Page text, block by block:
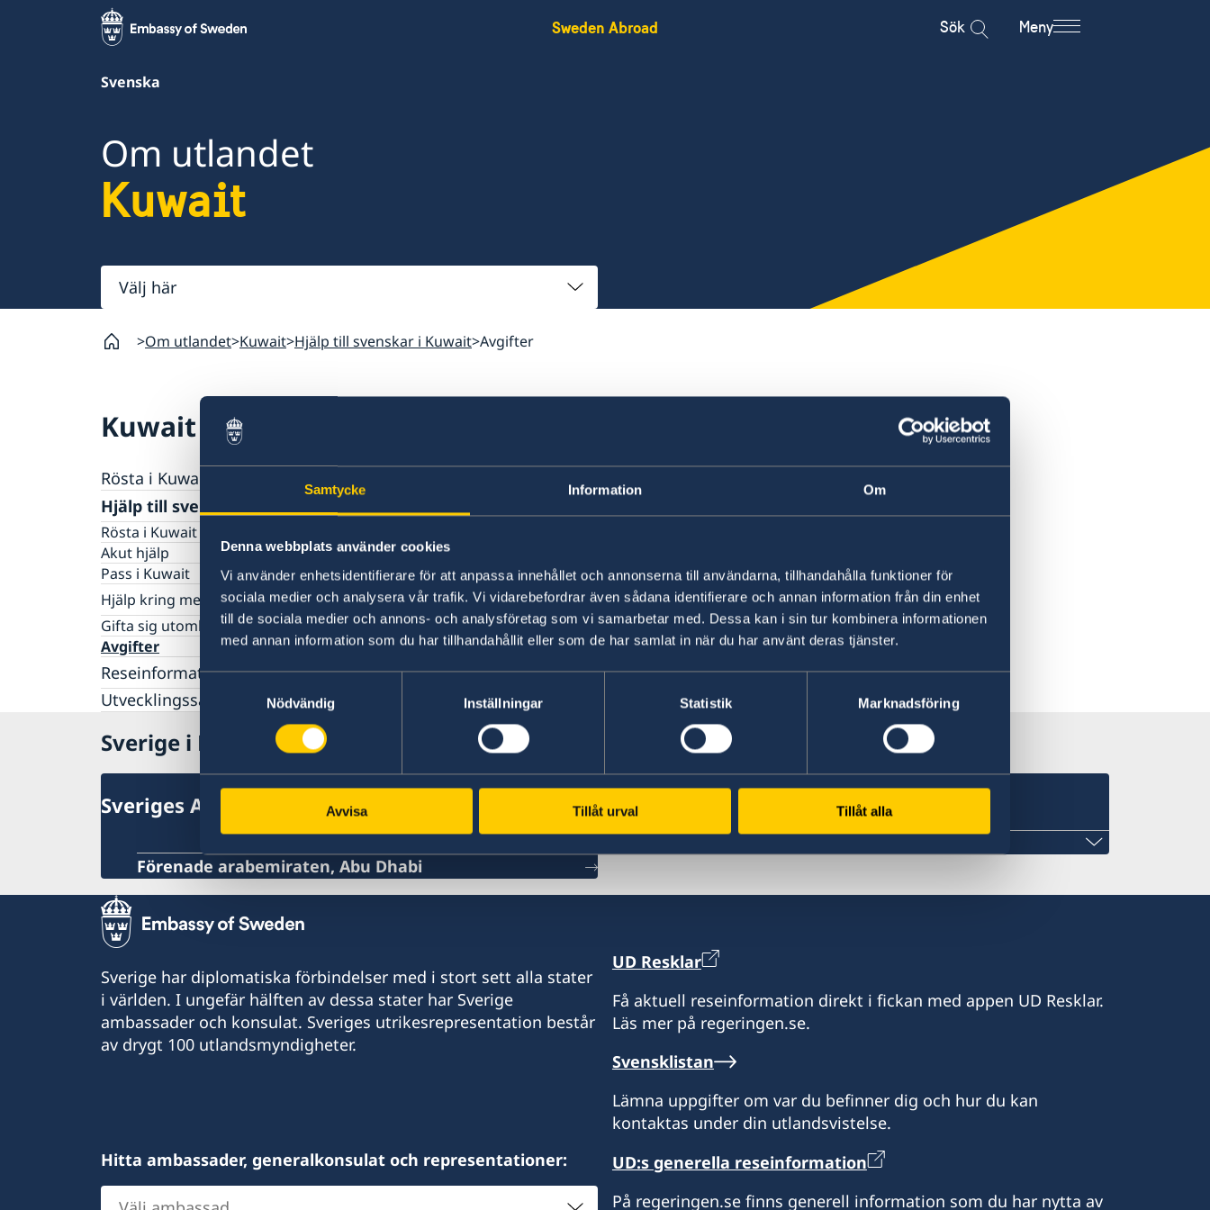
Samtycke Information Om
Denna webbplats använder cookies
Vi använder enhetsidentifierare för att anpassa innehållet och annonserna till användarna, tillhandahålla funktioner för
sociala medier och analysera vår trafik. Vi vidarebefordrar även sådana identifierare och annan information från din enhet
till de sociala medier och annons- och analysföretag som vi samarbetar med. Dessa kan i sin tur kombinera informationen
med annan information som du har tillhandahållit eller som de har samlat in när du har använt deras tjänster.
Samtyckesval
Nödvändig
Inställningar Statistik Marknadsföring
Avvisa Tillåt urval Tillåt alla
Sweden Abroad Sök Meny
Svenska
Om utlandet
Kuwait
Välj
här
Om utlandet Kuwait Hjälp till svenskar i Kuwait Avgifter
Kuwait
Rösta i Kuwait
Hjälp till svenskar i Kuwait
Rösta i Kuwait
Akut hjälp
Pass i Kuwait
Hjälp kring medborgarskap
Om svenskt medborgarskap
Gifta sig utomlands
Avgifter
Reseinformation
Ambassadens Reseinformation
Aktuella händelser
Allmänna säkerhetsläget
Terrorism
Naturförhållanden och katastrofer
In- och utresebestämmelser
Hälso- och sjukvård
Lokala lagar och sedvänjor
Kriminalitet och personlig säkerhet
Utvecklingssamarbete
På den här sidan kan du hitta ambassadens avgiftslista.
Sverige i Kuwait
Sveriges Ambassad
Förenade arabemiraten, Abu Dhabi
Svenska konsulat
Sverige har inte något konsulat i Kuwait. Ambassaden
ambassaden i Abu Dhabi för konsulär service exempelvis
ansökan om samordningsnummer och pass.
Sverige har diplomatiska förbindelser med i stort sett alla stater
i världen. I ungefär hälften av dessa stater har Sverige
ambassader och konsulat. Sveriges utrikesrepresentation består
av drygt 100 utlandsmyndigheter.
Hitta ambassader, generalkonsulat och representationer:
Välj
UD Resklar
Få aktuell reseinformation direkt i fickan med appen UD Resklar.
Läs mer på regeringen.se.
Svensklistan
Lämna uppgifter om var du befinner dig och hur du kan
kontaktas under din utlandsvistelse.
UD:s generella reseinformation
På regeringen.se finns generell information som du har nytta av